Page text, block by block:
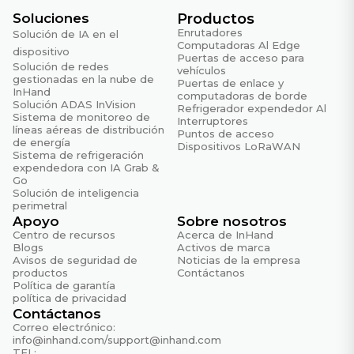
EFT/Ráfaga
ESD
EN 61000-4-2 Nivel 3
RE/CE
Clase A, margen 3 dB
RFI
Aumento
EN 61000-4-5 Nivel 3
Físico
Caída libre
IEC 60068-2-32
Choque
IEC 60068-2-27
Soluciones
Solución de IA en el
dispositivo
Solución de redes
gestionadas en la nube de
InHand
Solución ADAS InVision
Sistema de monitoreo de
líneas aéreas de distribución
de energía
Sistema de refrigeración
expendedora con IA Grab &
Go
Solución de inteligencia
perimetral
Productos
Enrutadores
Computadoras Al Edge
Puertas de acceso para
vehículos
Puertas de enlace y
computadoras de borde
Refrigerador expendedor Al
Interruptores
Puntos de acceso
Dispositivos LoRaWAN
Apoyo
Centro de recursos
Blogs
Avisos de seguridad de
productos
Política de garantía
política de privacidad
Sobre nosotros
Acerca de InHand
Activos de marca
Noticias de la empresa
Contáctanos
Contáctanos
Correo electrónico:
info@inhand.com/support@inhand.com